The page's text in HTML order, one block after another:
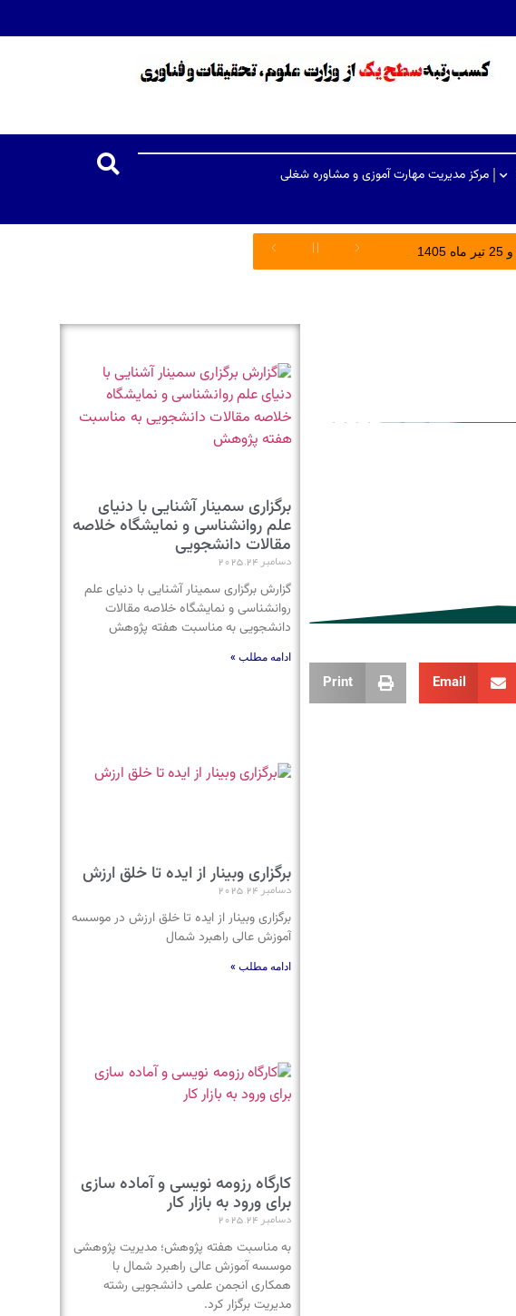
مرکز مدیریت مهارت آموزی و مشاوره شغلی
Email
Print
برگزاری سمینار آشنایی با دنیای
علم روانشناسی و نمایشگاه خلاصه
مقالات دانشجویی
دسامبر 24, 2025
گزارش برگزاری سمینار آشنایی با دنیای علم
روانشناسی و نمایشگاه خلاصه مقالات
دانشجویی به مناسبت هفته پژوهش
ادامه مطلب »
برگزاری وبینار از ایده تا خلق ارزش
دسامبر 24, 2025
برگزاری وبینار از ایده تا خلق ارزش در موسسه
آموزش عالی راهبرد شمال
ادامه مطلب »
کارگاه رزومه نویسی و آماده سازی
برای ورود به بازار کار
دسامبر 24, 2025
به مناسبت هفته پژوهش؛ مدیریت پژوهشی
موسسه آموزش عالی راهبرد شمال با
همکاری انجمن علمی دانشجویی رشته
مدیریت برگزار کرد.